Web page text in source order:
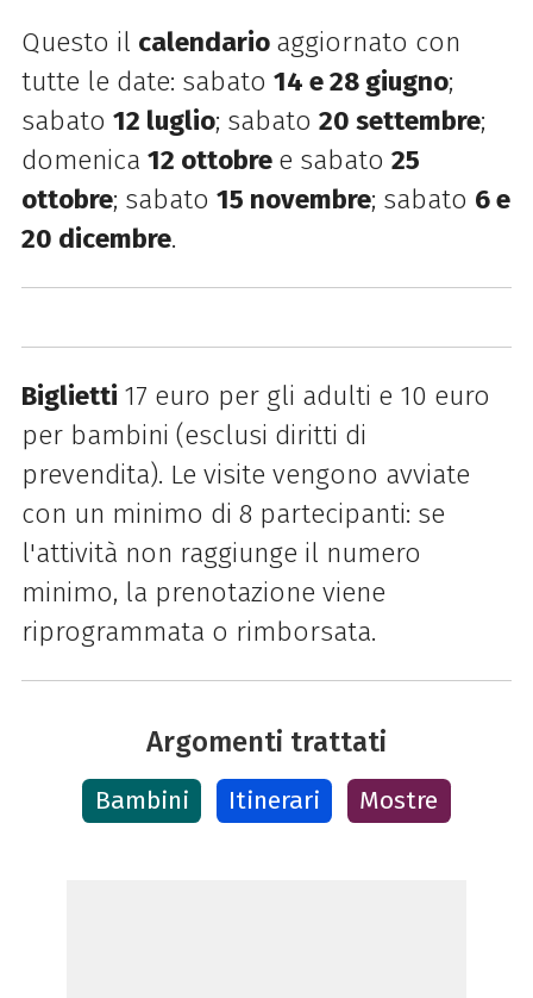
Questo il calendario aggiornato con
tutte le date: sabato 14 e 28 giugno;
sabato 12 luglio; sabato 20 settembre;
domenica 12 ottobre e sabato 25
ottobre; sabato 15 novembre; sabato 6 e
20 dicembre.
Biglietti 17 euro per gli adulti e 10 euro
per bambini (esclusi diritti di
prevendita). Le visite vengono avviate
con un minimo di 8 partecipanti: se
l'attività non raggiunge il numero
minimo, la prenotazione viene
riprogrammata o rimborsata.
Argomenti trattati
Bambini Itinerari Mostre